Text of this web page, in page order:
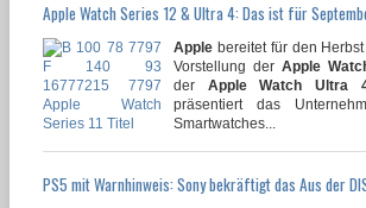
Apple Watch Series 12 & Ultra 4: Das ist für
Apple bereitet für den
Vorstellung der Apple
der Apple Watch Ultra
präsentiert das
Smartwatches...
PS5 mit Warnhinweis: Sony bekräftigt das Aus der